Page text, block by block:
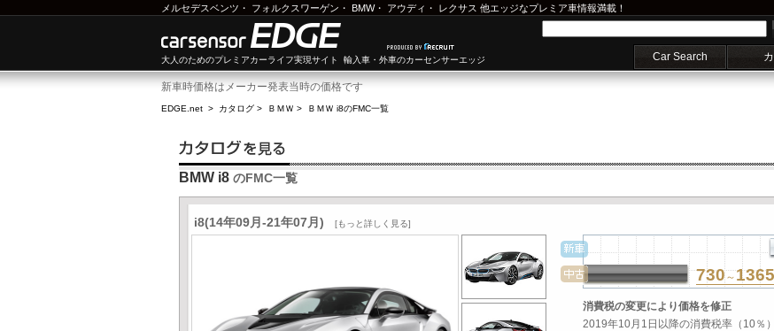
メルセデスベンツ ・ フォルクスワーゲン ・ BMW・ アウディ ・ レクサス 他エッジなプレミア車情報満載！
大人のためのプレミアカーライフ実現サイト 輸入車・外車のカーセンサーエッジ Car Search
新車時価格はメーカー発表当時の価格です
EDGE.net > カタログ > ＢＭＷ > ＢＭＷ i8のFMC一覧
BMW i8 のFMC一覧
i8(14年09月-21年07月) [もっと詳しく見る]
730～ 1365
消費税の変更により価格を修正
2019年10月1日以降の消費税率（10％